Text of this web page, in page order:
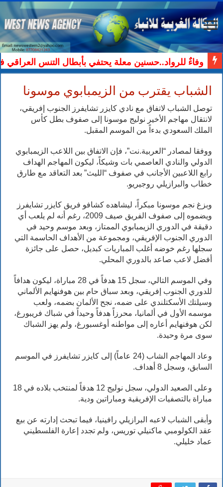
وفاءٌ للرواد..حسنين معلة يحتفي بأبطال التنس العراقي
الشباب يقترب من الزيمبابوي موسونا
توصل الشباب لاتفاق مع نادي كايزر تشايفرز الجنوب إفريقي،
لانتقال مهاجم الأخير نوليج موسونا إلى صفوف بطل كأس
الملك السعودي بدءاً من الموسم المقبل.
ووفقا لمصادر “العربية.نت”، فإن الاتفاق بين اللاعب الزيمبابوي
الدولي والنادي العاصمي بات وشيكاً، ليكون المهاجم الهداف
رابع اللاعبين الأجانب في صفوف “الليث” بعد التعاقد مع طارق
خطاب والبرازيلي روجيريو.
وبزغ نجم موسونا مبكراً، ليشاهده كشافو فريق كايزر تشايفرز
ويضموه إلى صفوف الفريق صيف 2009، رغم أنه لم يلعب أي
دقيقة في الدوري الزيمبابوي الممتاز، وبعد موسم وحيد في
الدوري الجنوب الإفريقي، ومجموعة من الأهداف الحاسمة التي
سجلها رغم خوضه أغلب المباريات كبديل، حصل على جائزة
أفضل لاعب صاعد بالدوري المحلي.
وفي الموسم التالي، سجل 15 هدفاً في 28 مباراة، ليكون هدافاً
للدوري الجنوب إفريقي، وبعد سباق حام بين هوفنهايم الألماني
وسيلتك الأسكتلندي على ضمه، نجح الألمان بضمه، ولعب
موسمه الأول في ألمانيا، محرزاً هدفاً وحيداً في شباك فريبورغ،
لكن هوفنهايم أعاره إلى مواطنه أوغسبورغ، ولم يهز الشباك
سوى مرة وحيدة.
وعاد المهاجم الشاب (24 عاماً) إلى كايزر تشايفرز في الموسم
السابق، وسجل 8 أهداف.
وعلى الصعيد الدولي، سجل نوليج 12 هدفاً لمنتخب بلاده في 18
مباراة بالتصفيات الإفريقية ومباراتين ودية.
وأبقى الشباب لاعبه البرازيلي رافينيا، فيما تبحث إدارته عن بيع
عقد الكولومبي ماكنيلي توريس، ولم تجدد إعارة الفلسطيني
عماد خليلي.